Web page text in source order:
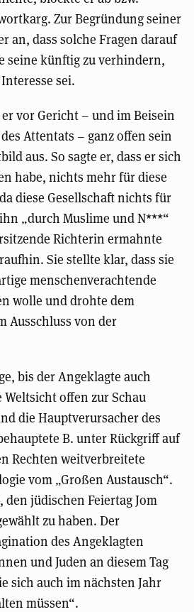
Zur Begründung seiner
an, dass solche Fragen darauf
seine künftig zu verhindern,
sei.
vor Gericht – und im Beisein
Attentats – ganz offen sein
aus. So sagte er, dass er sich
habe, nichts mehr für diese
diese Gesellschaft nichts für
„durch Muslime und N***“
Richterin ermahnte
Sie stellte klar, dass sie
menschenverachtende
wolle und drohte dem
Ausschluss von der
bis der Angeklagte auch
offen zur Schau
die Hauptverursacher des
B. unter Rückgriff auf
Rechten weitverbreitete
vom „Großen Austausch“.
den jüdischen Feiertag Jom
zu haben. Der
des Angeklagten
und Juden an diesem Tag
sich auch im nächsten Jahr
müssen“.